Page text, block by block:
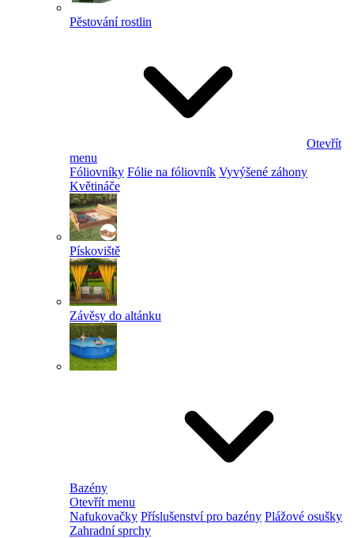
Pěstování rostlin
Otevřít
menu
Fóliovníky Fólie na fóliovník Vyvýšené záhony
Květináče
Pískoviště
Závěsy do altánku
Bazény
Otevřít menu
Nafukovačky Příslušenství pro bazény Plážové osušky
Zahradní sprchy